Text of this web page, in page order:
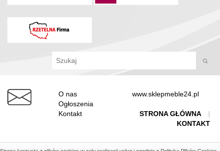
O nas
Ogłoszenia
Kontakt
www.sklepmeble24.pl
STRONA GŁÓWNA
|
KONTAKT
: Idea4Me.pl